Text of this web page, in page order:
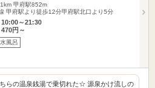
甲府駅852m
甲府駅より徒歩12分甲府駅北口より5分
～21:30
円～
水風呂
らの温泉銭湯で乗切れた☆ 源泉かけ流しの